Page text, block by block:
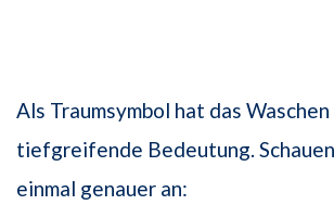
Als Traumsymbol hat das
tiefgreifende Bedeutung.
einmal genauer an: